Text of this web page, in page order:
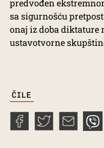
predvođen
sa sigurnošću
onaj iz doba diktature
ustavotvorne
TAGS
ČILE